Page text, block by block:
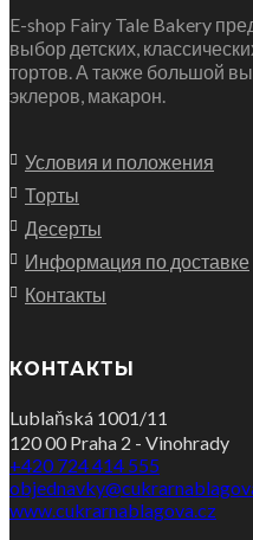
E-shop Fairy Tale Bakery
выбор детских,
тортов. А также большой
эклеров, макарон.
Условия и положения
Торты
Десерты
Информация по доставке
Контакты
КОНТАКТЫ
Lublaňská 1001/11
120 00 Praha 2 - Vinohrady
+420 724 414 555
www.cukrarnablagova.cz